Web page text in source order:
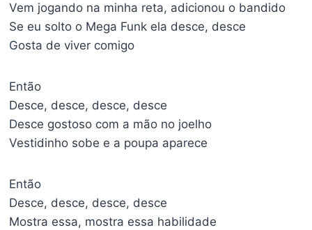
Vem jogando na minha reta, adicionou o bandido
Se eu solto o Mega Funk ela desce, desce
Gosta de viver comigo
Então
Desce, desce, desce, desce
Desce gostoso com a mão no joelho
Vestidinho sobe e a poupa aparece
Então
Desce, desce, desce, desce
Mostra essa, mostra essa habilidade